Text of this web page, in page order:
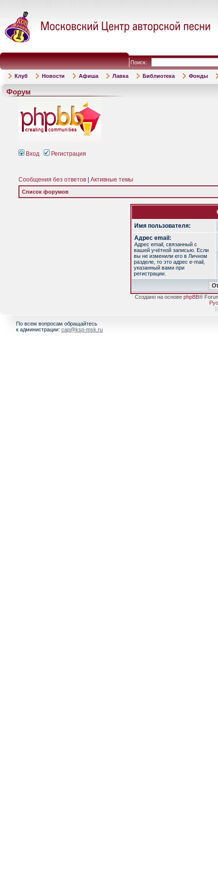
Поиск:
Клуб Новости Афиша Лавка Библиотека Фонды
Форум
Вход Регистрация
Сообщения без ответов Активные темы
Список форумов
Имя пользователя:
Адрес email:
Адрес email, связанный с
вашей учётной записью. Если
вы не изменили его в Личном
разделе, то это адрес e-mail,
указанный вами при
регистрации.
Создано на основе phpBB®
[
По всем вопросам обращайтесь
к администрации: cap@ksp-msk.ru